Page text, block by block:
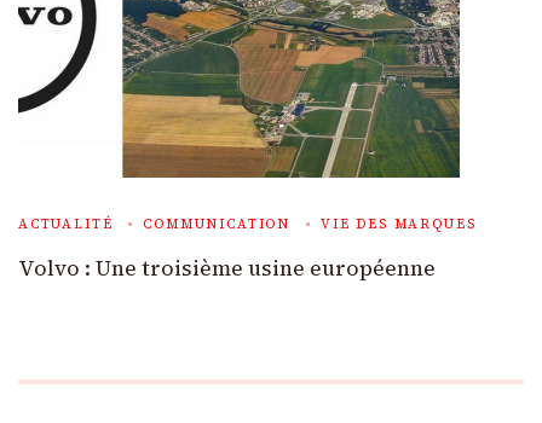
ACTUALITÉ COMMUNICATION VIE DES MARQUES
Volvo : Une troisième usine européenne